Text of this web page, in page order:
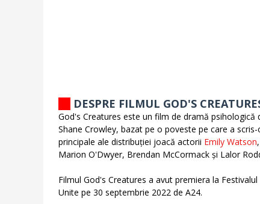
DESPRE FILMUL GOD'S
God's Creatures este un film de dramă psihologică
Shane Crowley, bazat pe o poveste pe care a
principale ale distribuției joacă actorii Emily Watson
Marion O'Dwyer, Brendan McCormack și Lalor
Filmul God's Creatures a avut premiera la
Unite pe 30 septembrie 2022 de A24.